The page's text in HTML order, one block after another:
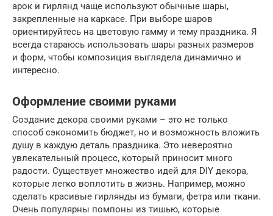
арок и гирлянд чаще используют обычные шары,
закрепленные на каркасе. При выборе шаров
ориентируйтесь на цветовую гамму и тему праздника. Я
всегда стараюсь использовать шары разных размеров
и форм, чтобы композиция выглядела динамично и
интересно.
Оформление своими руками
Создание декора своими руками – это не только
способ сэкономить бюджет, но и возможность вложить
душу в каждую деталь праздника. Это невероятно
увлекательный процесс, который приносит много
радости. Существует множество идей для DIY декора,
которые легко воплотить в жизнь. Например, можно
сделать красивые гирлянды из бумаги, фетра или ткани.
Очень популярны помпоны из тишью, которые